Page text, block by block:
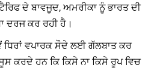
ਦੇ ਬਾਵਜੂਦ, ਅਮਰੀਕਾ ਨੂੰ ਭਾਰਤ ਦੀ
ਦਰਜ ਕਰ ਰਹੀ ਹੈ।
ਧਿਰਾਂ ਵਪਾਰਕ ਸੌਦੇ ਲਈ ਗੱਲਬਾਤ ਕਰ
ਕਰਦੇ ਹਨ ਕਿ ਕਿਸੇ ਨਾ ਕਿਸੇ ਰੂਪ ਵਿਚ